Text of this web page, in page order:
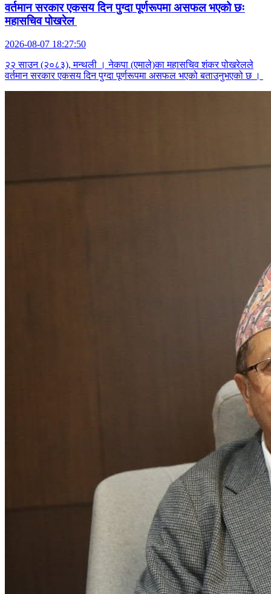
वर्तमान सरकार एकसय दिन पुग्दा पूर्णरूपमा असफल भएको छः
महासचिव पोखरेल
2026-08-07 18:27:50
२२ साउन (२०८३), मन्थली । नेकपा (एमाले)का महासचिव शंकर पोखरेलले
वर्तमान सरकार एकसय दिन पुग्दा पूर्णरूपमा असफल भएको बताउनुभएको छ ।